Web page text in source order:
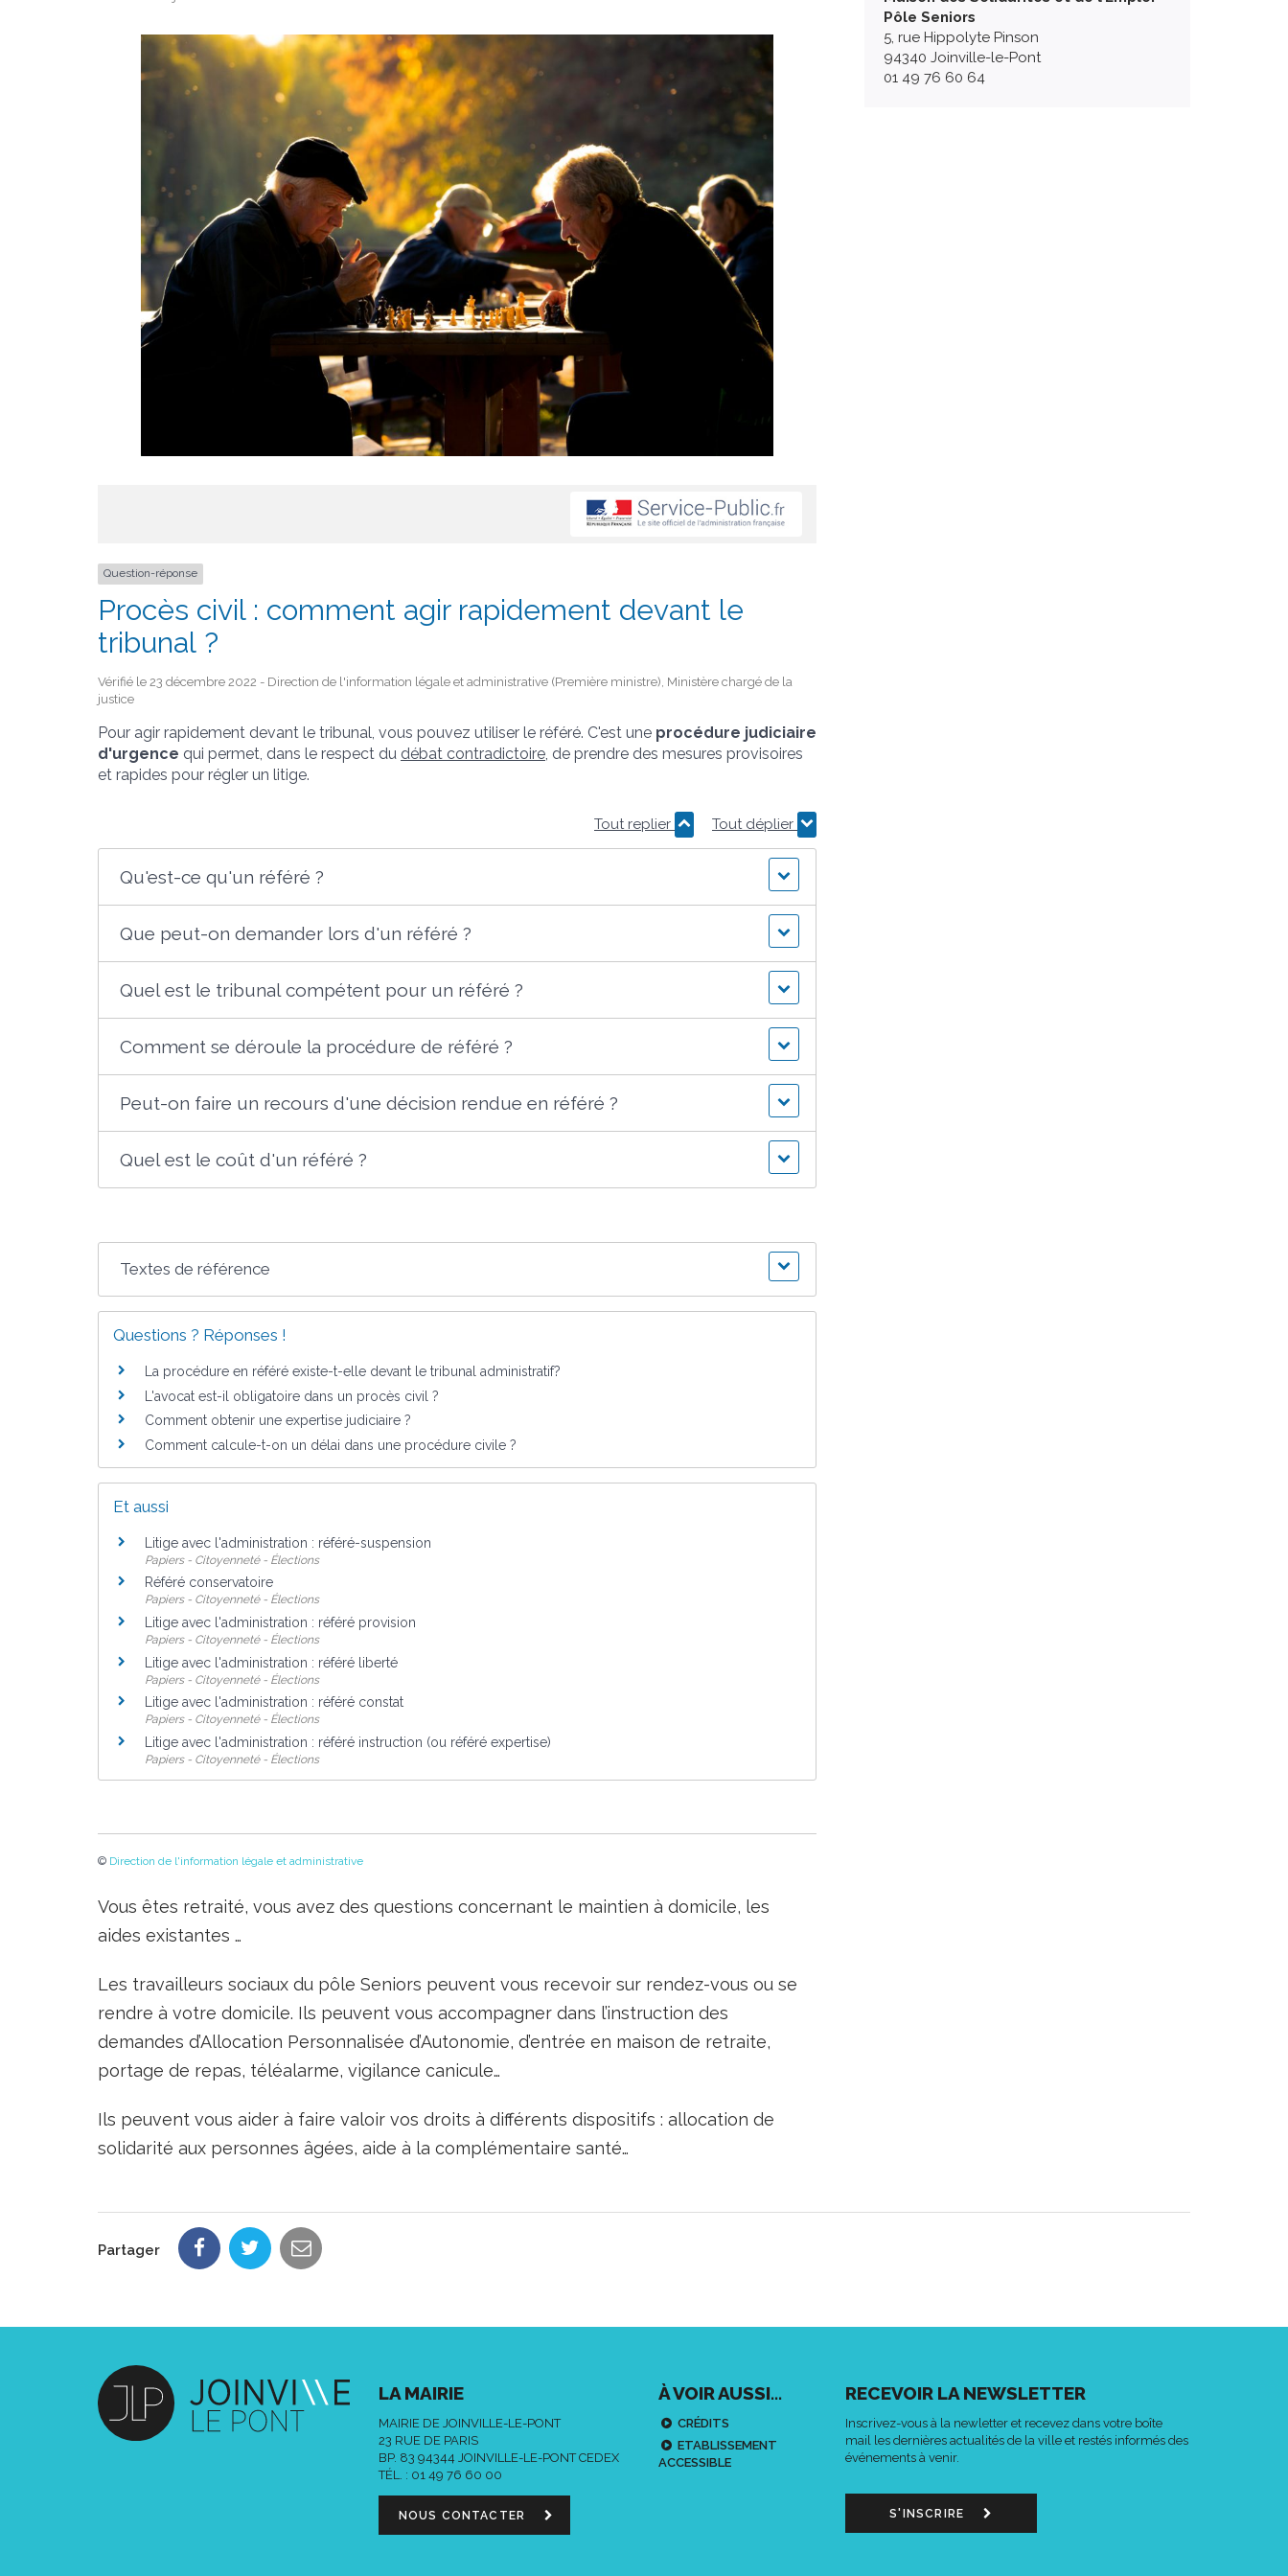
Question-réponse
Procès civil : comment agir rapidement devant le
tribunal ?
Vérifié le 23 décembre 2022 - Direction de l'information légale et administrative (Première ministre), Ministère chargé de la
justice
Pour agir rapidement devant le tribunal, vous pouvez utiliser le référé. C'est une procédure judiciaire
d'urgence qui permet, dans le respect du débat contradictoire, de prendre des mesures provisoires
et rapides pour régler un litige.
Tout replier Tout déplier
Qu'est-ce qu'un référé ?
Que peut-on demander lors d'un référé ?
Quel est le tribunal compétent pour un référé ?
Comment se déroule la procédure de référé ?
Peut-on faire un recours d'une décision rendue en référé ?
Quel est le coût d'un référé ?
Textes de référence
Questions ? Réponses !
La procédure en référé existe-t-elle devant le tribunal administratif?
L'avocat est-il obligatoire dans un procès civil ?
Comment obtenir une expertise judiciaire ?
Comment calcule-t-on un délai dans une procédure civile ?
Et aussi
Litige avec l'administration : référé-suspension
Papiers - Citoyenneté - Élections
Référé conservatoire
Papiers - Citoyenneté - Élections
Litige avec l'administration : référé provision
Papiers - Citoyenneté - Élections
Litige avec l'administration : référé liberté
Papiers - Citoyenneté - Élections
Litige avec l'administration : référé constat
Papiers - Citoyenneté - Élections
Litige avec l'administration : référé instruction (ou référé expertise)
Papiers - Citoyenneté - Élections
© Direction de l'information légale et administrative
Vous êtes retraité, vous avez des questions concernant le maintien à domicile, les
aides existantes …
Les travailleurs sociaux du pôle Seniors peuvent vous recevoir sur rendez-vous ou se
rendre à votre domicile. Ils peuvent vous accompagner dans l’instruction des
demandes d’Allocation Personnalisée d’Autonomie, d’entrée en maison de retraite,
portage de repas, téléalarme, vigilance canicule…
Ils peuvent vous aider à faire valoir vos droits à différents dispositifs : allocation de
solidarité aux personnes âgées, aide à la complémentaire santé…
Pôle Seniors
5, rue Hippolyte Pinson
94340 Joinville-le-Pont
01 49 76 60 64
Partager
LA MAIRIE
MAIRIE DE JOINVILLE-LE-PONT
23 RUE DE PARIS
BP. 83 94344 JOINVILLE-LE-PONT CEDEX
TÉL. : 01 49 76 60 00
NOUS CONTACTER
À VOIR AUSSI...
CRÉDITS
ETABLISSEMENT
ACCESSIBLE
RECEVOIR LA NEWSLETTER
Inscrivez-vous à la newletter et recevez dans votre boîte
mail les dernières actualités de la ville et restés informés des
événements à venir.
S'INSCRIRE